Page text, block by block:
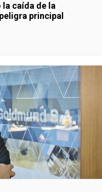
la caída de la
principal